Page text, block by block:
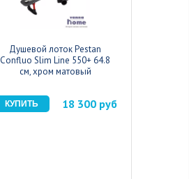
Душевой лоток Pestan
Confluo Slim Line 550+ 64.8
см, хром матовый
18 300 руб